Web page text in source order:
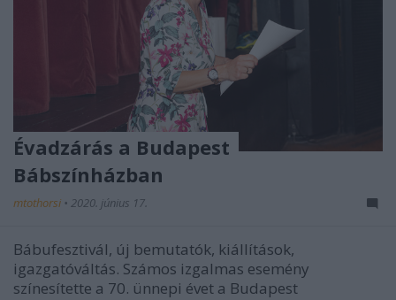
Évadzárás a Budapest
Bábszínházban
mtothorsi • 2020. június 17.
Bábufesztivál, új bemutatók, kiállítások,
igazgatóváltás. Számos izgalmas esemény
színesítette a 70. ünnepi évet a Budapest